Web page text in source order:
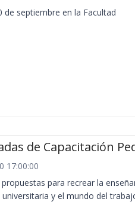
de septiembre en la Facultad
de Capacitación
17:00:00
para recrear la
y el mundo del